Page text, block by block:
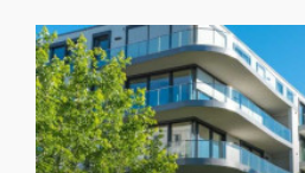
Tips para comprar vivienda